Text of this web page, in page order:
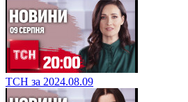
ТСН за 2024.08.09